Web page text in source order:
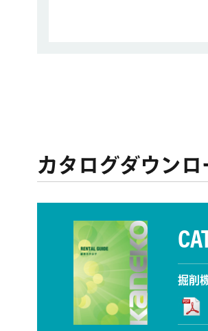
カタログダウンロ
掘削